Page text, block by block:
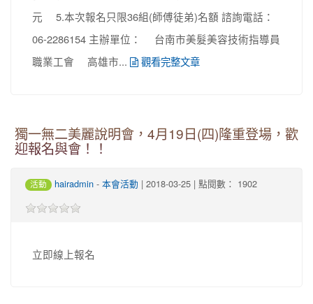
元 5.本次報名只限36組(師傅徒弟)名額 諮詢電話：
06-2286154 主辦單位： 台南市美髮美容技術指導員
職業工會 高雄市...
觀看完整文章
獨一無二美麗說明會，4月19日(四)隆重登場，歡
迎報名與會！！
活動 hairadmin - 本會活動 | 2018-03-25 | 點閱數： 1902
立即線上報名